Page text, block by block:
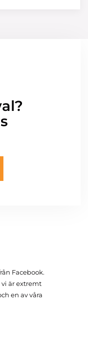
Facebook.
är extremt
en av våra